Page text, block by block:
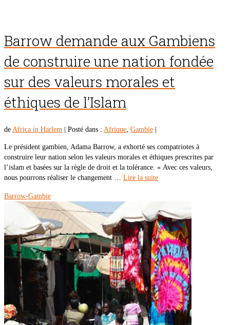
Barrow demande aux Gambiens
de construire une nation fondée
sur des valeurs morales et
éthiques de l’Islam
de Africa in Harlem Posté dans : Afrique, Gambie
Le président gambien, Adama Barrow, a exhorté ses compatriotes à
construire leur nation selon les valeurs morales et éthiques prescrites par
l’islam et basées sur la règle de droit et la tolérance. « Avec ces valeurs,
nous pourrons réaliser le changement … Lire la suite
Barrow-Gambie